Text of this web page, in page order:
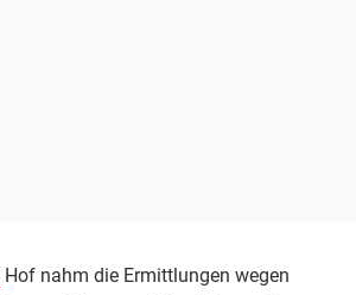
Hof nahm die Ermittlungen wegen